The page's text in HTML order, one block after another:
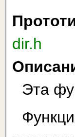
dir.h
Эта